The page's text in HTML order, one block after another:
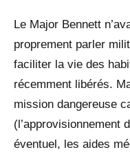
Le Major Bennett
proprement parler
faciliter la vie des
récemment libérés.
mission dangereuse
(l’approvisionnement
éventuel, les aides